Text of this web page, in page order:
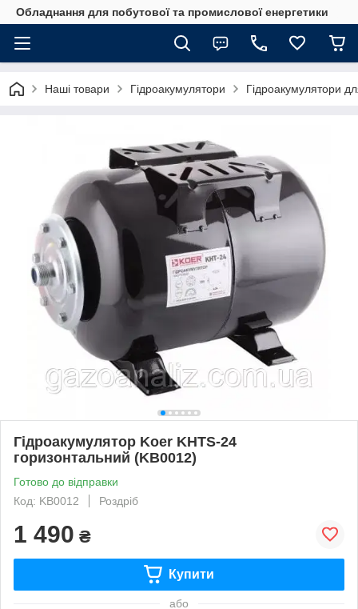
Обладнання для побутової та промислової енергетики
Наші товари Гідроакумулятори Гідроакумулятори
Гідроакумулятор Koer KHTS-24
горизонтальний (KB0012)
Готово до відправки
Код: KB0012
Роздріб
1 490 ₴
Купити
або